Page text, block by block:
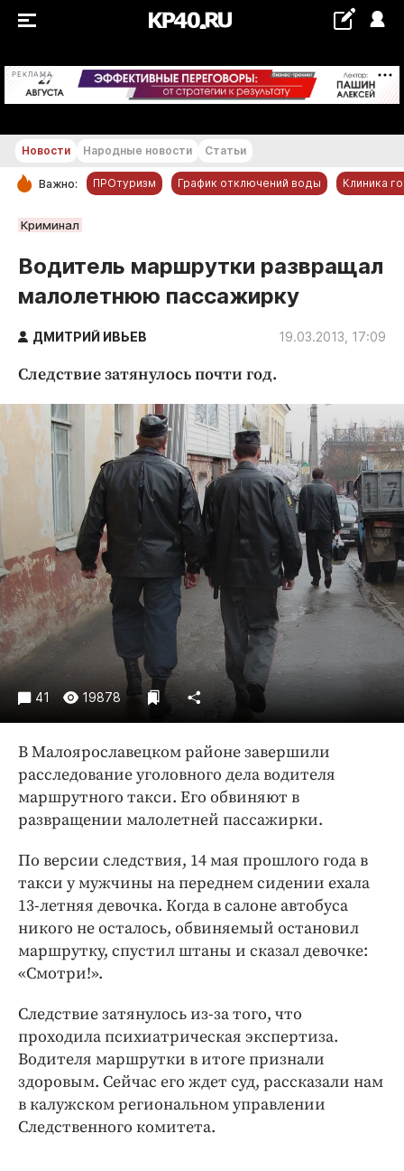
РЕКЛАМА +22...+23 °С
РУБРИКИ
Новости компаний
Статьи
Народные новости
Благоустройство
Криминал
Культура
Недвижимость и ЖКХ
Образование
Общество
Погода
Праздники
Происшествия
Спорт
Экономика и бизнес
ПРОЕКТЫ
Издания
Медиаперсона
Интересное чтиво
Бренд года
Работодатель года
Новости Народные новости Статьи
Важно: ПРОтуризм График отключений воды Клиника
Криминал
Водитель маршрутки развращал
малолетнюю пассажирку
ДМИТРИЙ ИВЬЕВ 19.03.2013, 17:09
Следствие затянулось почти год.
41 19878
В Малоярославецком районе завершили
расследование уголовного дела водителя
маршрутного такси. Его обвиняют в
развращении малолетней пассажирки.
По версии следствия, 14 мая прошлого года в
такси у мужчины на переднем сидении ехала
13-летняя девочка. Когда в салоне автобуса
никого не осталось, обвиняемый остановил
маршрутку, спустил штаны и сказал девочке:
«Смотри!».
Следствие затянулось из-за того, что
проходила психиатрическая экспертиза.
Водителя маршрутки в итоге признали
здоровым. Сейчас его ждет суд, рассказали нам
в калужском региональном управлении
Следственного комитета.